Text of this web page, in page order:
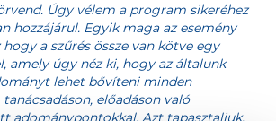
Úgy vélem a program sikeréhez
hozzájárul. Egyik maga az esemény
hogy a szűrés össze van kötve egy
amely úgy néz ki, hogy az általunk
lehet bővíteni minden
előadáson való
adománypontokkal. Azt tapasztaljuk,